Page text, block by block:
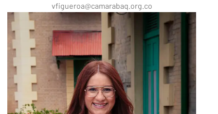
vfigueroa@camarabaq.org.co